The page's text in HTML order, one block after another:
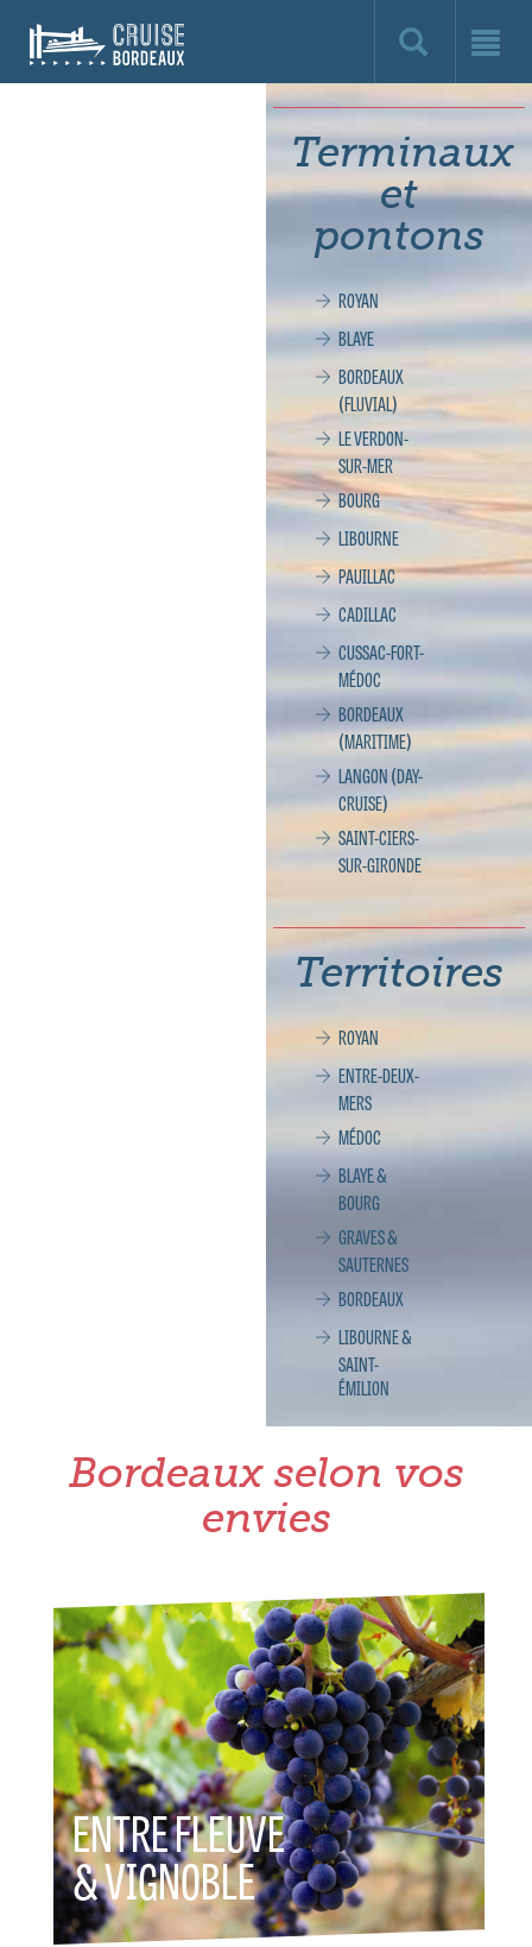
Cruise
Bordeaux,
Terminaux
et
pontons
ROYAN
BLAYE
BORDEAUX
(FLUVIAL)
LE VERDON-
SUR-MER
BOURG
LIBOURNE
PAUILLAC
CADILLAC
CUSSAC-FORT-
MÉDOC
BORDEAUX
(MARITIME)
LANGON (DAY-
CRUISE)
SAINT-CIERS-
SUR-GIRONDE
Territoires
ROYAN
ENTRE-DEUX-
MERS
MÉDOC
BLAYE &
BOURG
GRAVES &
SAUTERNES
BORDEAUX
LIBOURNE &
SAINT-
ÉMILION
Bordeaux selon vos
envies
ENTRE FLEUVE
& VIGNOBLE &